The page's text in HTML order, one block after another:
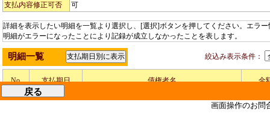
支払内容修正可否
可
詳細を表示したい明細を一覧より選択し、[選択]ボタンを押してください。エラ
明細がエラーになったことにより記録が成立しなかったことを表します。
明細一覧 絞込み表示条件：
No. 支払期日 債権者名 金
ヤマグチシヨウテン
画面操作のお問